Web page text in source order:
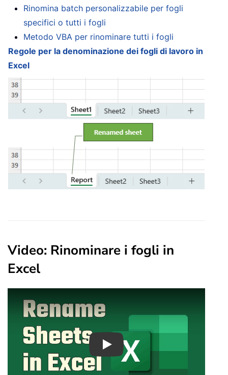
Rinomina batch personalizzabile per fogli
specifici o tutti i fogli
Metodo VBA per rinominare tutti i fogli
Regole per la denominazione dei fogli di lavoro in
Excel
Video: Rinominare i fogli in
Excel
Play